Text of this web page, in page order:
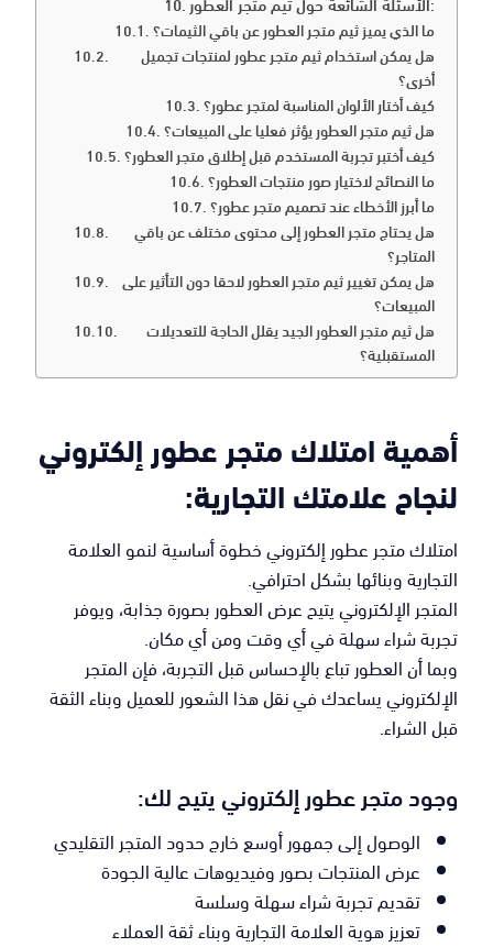
ما الذي يميز ثيم متجر العطور عن باقي الثيمات؟
هل يمكن استخدام ثيم متجر عطور لمنتجات تجميل
أخرى؟
كيف أختار الألوان المناسبة لمتجر عطور؟
هل ثيم متجر العطور يؤثر فعليا على المبيعات؟
كيف أختبر تجربة المستخدم قبل إطلاق متجر العطور؟
ما النصائح لاختيار صور منتجات العطور؟
ما أبرز الأخطاء عند تصميم متجر عطور؟
هل يحتاج متجر العطور إلى محتوى مختلف عن باقي
المتاجر؟
هل يمكن تغيير ثيم متجر العطور لاحقا دون التأثير على
المبيعات؟
هل ثيم متجر العطور الجيد يقلل الحاجة للتعديلات
المستقبلية؟
أهمية امتلاك متجر عطور إلكتروني
لنجاح علامتك التجارية:
امتلاك متجر عطور إلكتروني خطوة أساسية لنمو العلامة
التجارية وبنائها بشكل احترافي.
المتجر الإلكتروني يتيح عرض العطور بصورة جذابة، ويوفر
تجربة شراء سهلة في أي وقت ومن أي مكان.
وبما أن العطور تباع بالإحساس قبل التجربة، فإن المتجر
الإلكتروني يساعدك في نقل هذا الشعور للعميل وبناء الثقة
قبل الشراء.
وجود متجر عطور إلكتروني يتيح لك:
الوصول إلى جمهور أوسع خارج حدود المتجر التقليدي
عرض المنتجات بصور وفيديوهات عالية الجودة
تقديم تجربة شراء سهلة وسلسة
تعزيز هوية العلامة التجارية وبناء ثقة العملاء